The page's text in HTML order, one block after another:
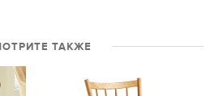
ТАКЖЕ